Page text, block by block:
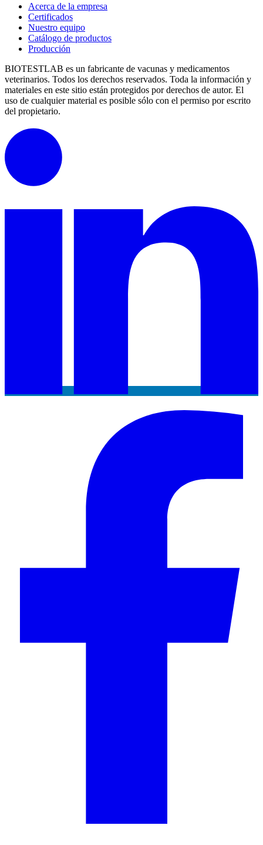
Acerca de la empresa
Certificados
Nuestro equipo
Catálogo de productos
Producción
BIOTESTLAB es un fabricante de vacunas y medicamentos
veterinarios. Todos los derechos reservados. Toda la información y
materiales en este sitio están protegidos por derechos de autor. El
uso de cualquier material es posible sólo con el permiso por escrito
del propietario.